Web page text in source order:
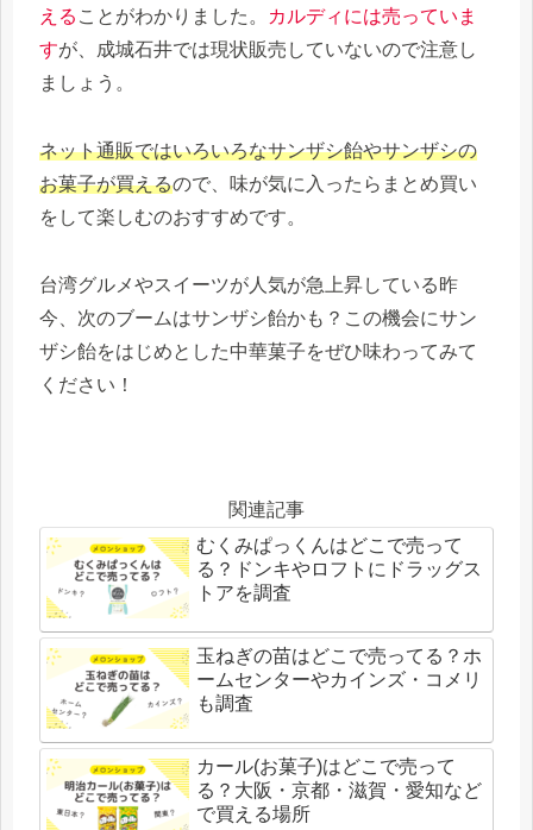
える ことがわかりました。
カルディには売っていま
すが、成城石井では現状販売していないので注意し
ましょう。
ネット通販ではいろいろなサンザシ飴やサンザシの
お菓子が買えるので、味が気に入ったらまとめ買い
をして楽しむのおすすめです。
台湾グルメやスイーツが人気が急上昇している昨
今、次のブームはサンザシ飴かも？この機会にサン
ザシ飴をはじめとした中華菓子をぜひ味わってみて
ください！
関連記事
むくみぱっくんはどこで売って
る？ドンキやロフトにドラッグス
トアを調査
玉ねぎの苗はどこで売ってる？ホ
ームセンターやカインズ・コメリ
も調査
カール(お菓子)はどこで売って
る？大阪・京都・滋賀・愛知など
で買える場所